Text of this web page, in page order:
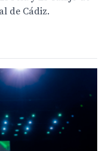
de Cádiz.